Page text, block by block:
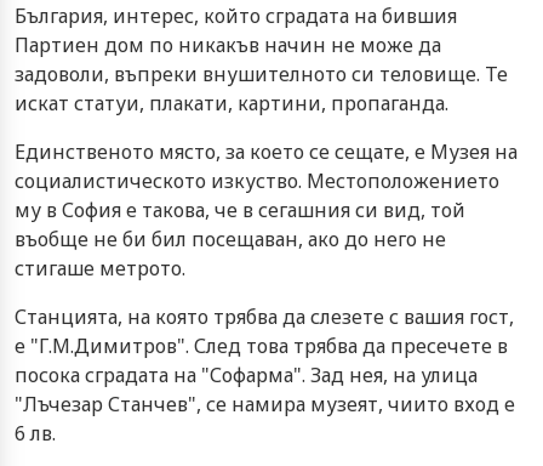
България, интерес, който сградата на бившия
Партиен дом по никакъв начин не може да
задоволи, въпреки внушителното си теловище. Те
искат статуи, плакати, картини, пропаганда.
Единственото място, за което се сещате, е Музея на
социалистическото изкуство. Местоположението
му в София е такова, че в сегашния си вид, той
въобще не би бил посещаван, ако до него не
стигаше метрото.
Станцията, на която трябва да слезете с вашия гост,
е "Г.М.Димитров". След това трябва да пресечете в
посока сградата на "Софарма". Зад нея, на улица
"Лъчезар Станчев", се намира музеят, чиито вход е
6 лв.